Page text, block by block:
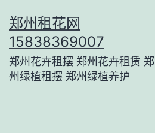
至
内
容
郑州租花网
15838369007
郑州花卉租摆 郑州花卉租赁 郑
州绿植租摆 郑州绿植养护